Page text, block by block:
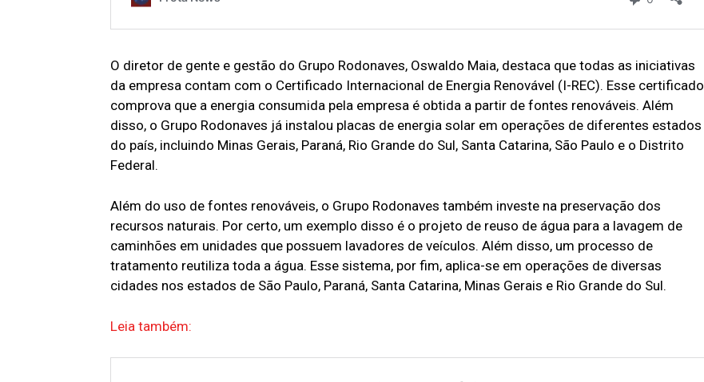
O diretor de gente e gestão do Grupo Rodonaves, Oswaldo Maia, destaca que todas as iniciativas
da empresa contam com o Certificado Internacional de Energia Renovável (I-REC). Esse certificado
comprova que a energia consumida pela empresa é obtida a partir de fontes renováveis. Além
disso, o Grupo Rodonaves já instalou placas de energia solar em operações de diferentes estados
do país, incluindo Minas Gerais, Paraná, Rio Grande do Sul, Santa Catarina, São Paulo e o Distrito
Federal.
Além do uso de fontes renováveis, o Grupo Rodonaves também investe na preservação dos
recursos naturais. Por certo, um exemplo disso é o projeto de reuso de água para a lavagem de
caminhões em unidades que possuem lavadores de veículos. Além disso, um processo de
tratamento reutiliza toda a água. Esse sistema, por fim, aplica-se em operações de diversas
cidades nos estados de São Paulo, Paraná, Santa Catarina, Minas Gerais e Rio Grande do Sul.
Leia também: